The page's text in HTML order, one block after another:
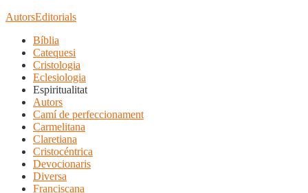
AutorsEditorials
Bíblia
Catequesi
Cristologia
Eclesiologia
Espiritualitat
Autors
Camí de perfeccionament
Carmelitana
Claretiana
Cristocéntrica
Devocionaris
Diversa
Franciscana